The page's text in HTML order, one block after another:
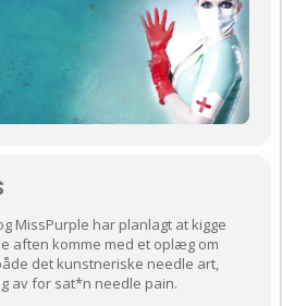
MissPurple har planlagt at kigge
aften komme med et oplæg om
det kunstneriske needle art,
av for sat*n needle pain.